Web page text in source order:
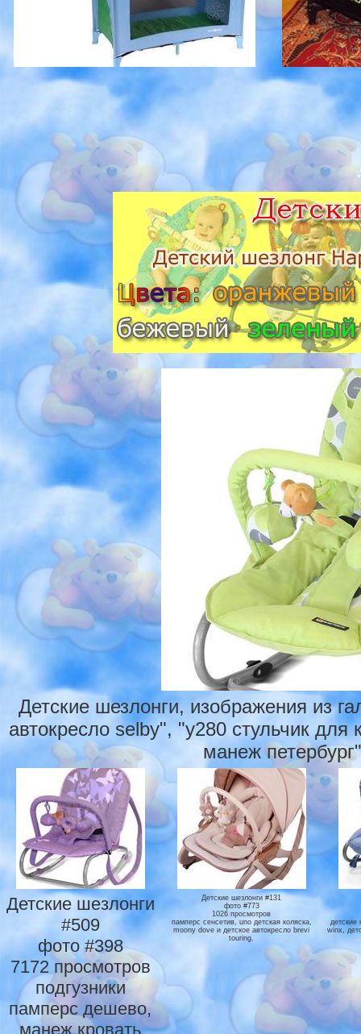
Детские шезлонги, изображения из
автокресло selby", "y280 стульчик
манеж
Детские шезлонги
#509
фото #398
7172 просмотров
подгузники
памперс дешево,
манеж кровать
Детские шезлонги #131
фото #773
1026 просмотров
памперс сенсетив, uno детская коляска,
moony dove и детское автокресло brevi
touring.
детские
winx,